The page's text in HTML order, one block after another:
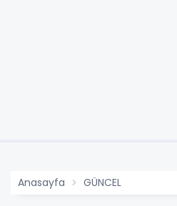
Anasayfa GÜNCEL